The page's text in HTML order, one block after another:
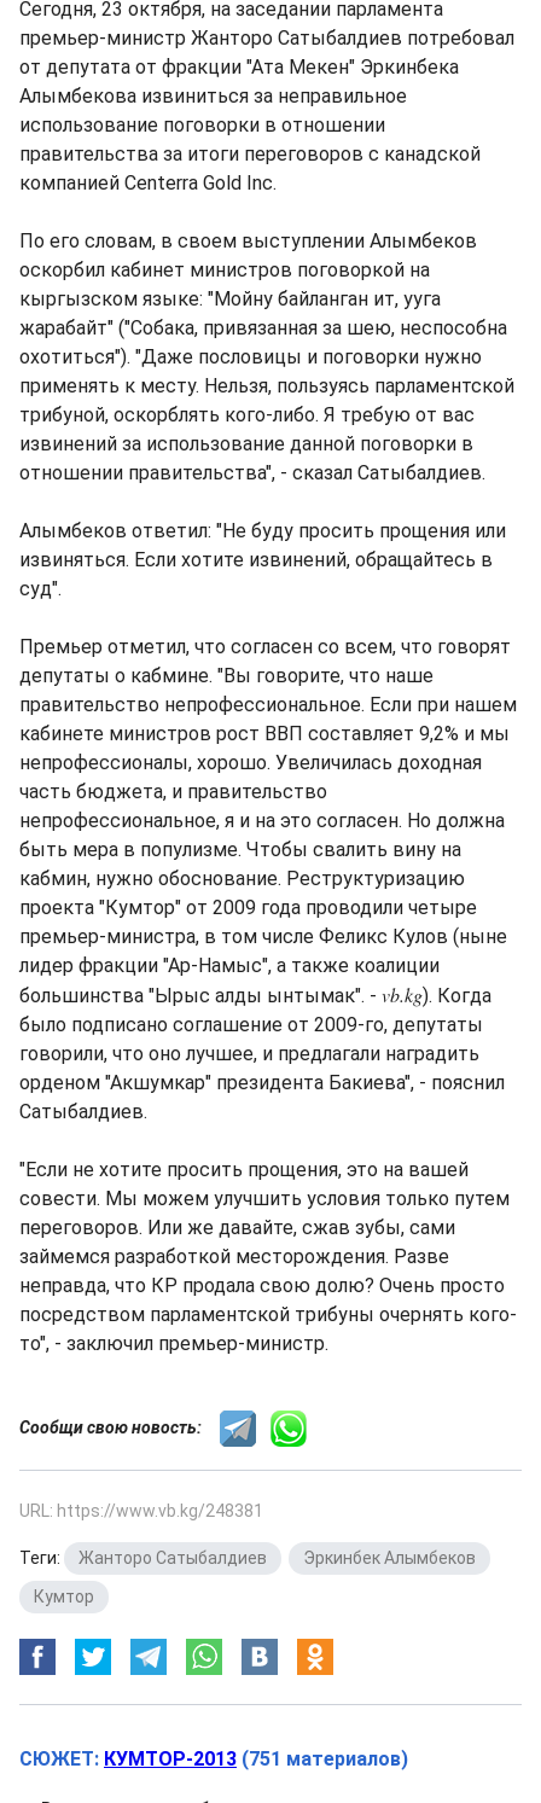
Сегодня, 23 октября, на заседании парламента
премьер-министр Жанторо Сатыбалдиев потребовал
от депутата от фракции "Ата Мекен" Эркинбека
Алымбекова извиниться за неправильное
использование поговорки в отношении
правительства за итоги переговоров с канадской
компанией Centerra Gold Inc.
По его словам, в своем выступлении Алымбеков
оскорбил кабинет министров поговоркой на
кыргызском языке: "Мойну байланган ит, ууга
жарабайт" ("Собака, привязанная за шею, неспособна
охотиться"). "Даже пословицы и поговорки нужно
применять к месту. Нельзя, пользуясь парламентской
трибуной, оскорблять кого-либо. Я требую от вас
извинений за использование данной поговорки в
отношении правительства", - сказал Сатыбалдиев.
Алымбеков ответил: "Не буду просить прощения или
извиняться. Если хотите извинений, обращайтесь в
суд".
Премьер отметил, что согласен со всем, что говорят
депутаты о кабмине. "Вы говорите, что наше
правительство непрофессиональное. Если при нашем
кабинете министров рост ВВП составляет 9,2% и мы
непрофессионалы, хорошо. Увеличилась доходная
часть бюджета, и правительство
непрофессиональное, я и на это согласен. Но должна
быть мера в популизме. Чтобы свалить вину на
кабмин, нужно обоснование. Реструктуризацию
проекта "Кумтор" от 2009 года проводили четыре
премьер-министра, в том числе Феликс Кулов (ныне
лидер фракции "Ар-Намыс", а также коалиции
большинства "Ырыс алды ынтымак". - vb.kg). Когда
было подписано соглашение от 2009-го, депутаты
говорили, что оно лучшее, и предлагали наградить
орденом "Акшумкар" президента Бакиева", - пояснил
Сатыбалдиев.
"Если не хотите просить прощения, это на вашей
совести. Мы можем улучшить условия только путем
переговоров. Или же давайте, сжав зубы, сами
займемся разработкой месторождения. Разве
неправда, что КР продала свою долю? Очень просто
посредством парламентской трибуны очернять кого-
то", - заключил премьер-министр.
Сообщи свою новость:
URL: https://www.vb.kg/248381
Теги: Жанторо Сатыбалдиев Эркинбек Алымбеков
Кумтор
СЮЖЕТ: КУМТОР-2013 (751 материалов)